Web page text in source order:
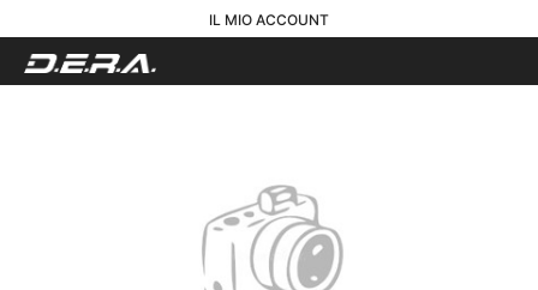
IL MIO ACCOUNT